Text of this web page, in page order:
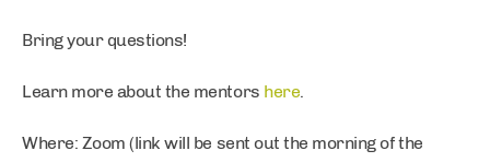
Bring your questions!
Learn more about the mentors here.
Where: Zoom (link will be sent out the morning of the